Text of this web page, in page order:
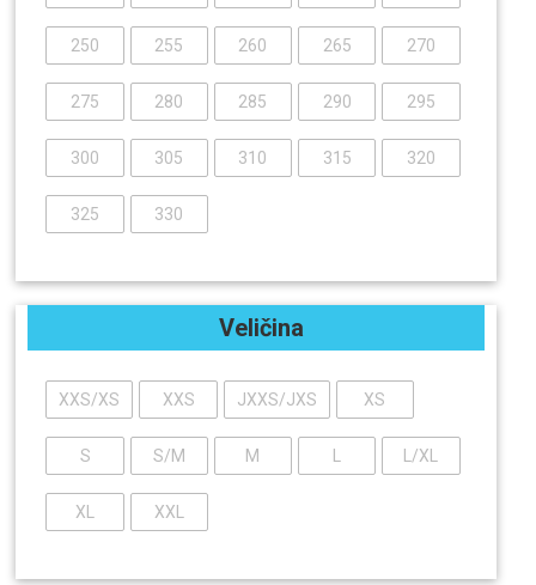
250 255 260 265 270
275 280 285 290 295
300 305 310 315 320
325 330
Veličina
XXS/XS XXS JXXS/JXS XS
S S/M M L L/XL
XL XXL